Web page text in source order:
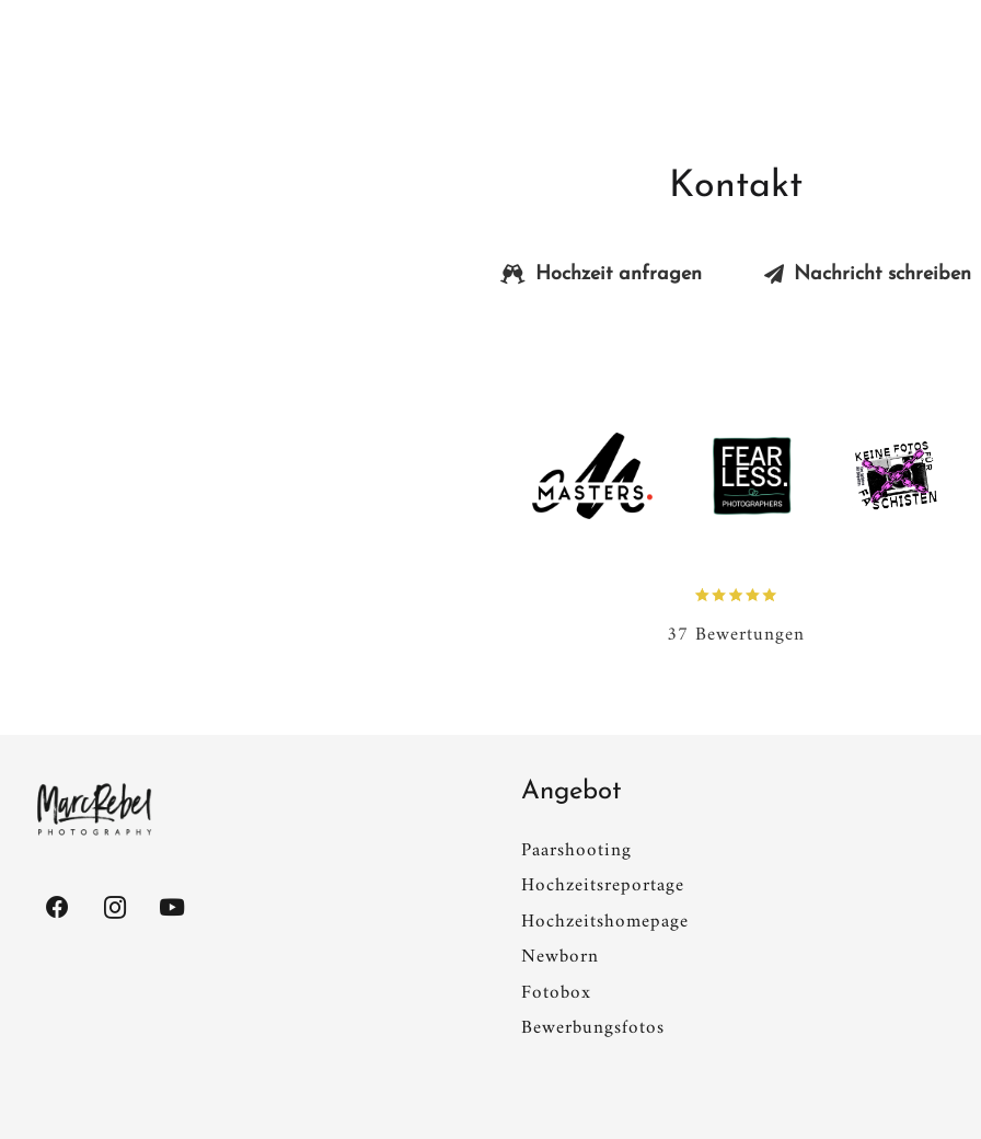
Kontakt
Hochzeit anfragen Nachricht schreiben
37 Bewertungen
Angebot
Paarshooting
Hochzeitsreportage
Hochzeitshomepage
Newborn
Fotobox
Bewerbungsfotos